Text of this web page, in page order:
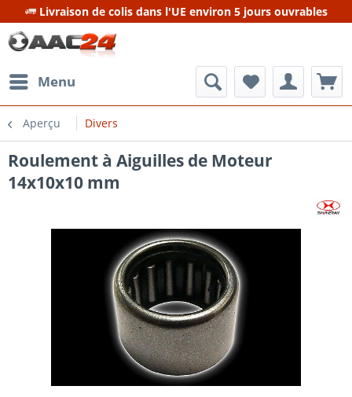
Livraison de colis dans l'UE environ 5 jours ouvrables
Menu
Aperçu Divers
Roulement à Aiguilles de Moteur
14x10x10 mm